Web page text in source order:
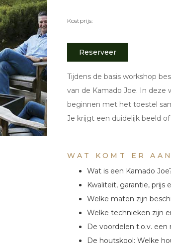
Kostprijs:
Reserveer
Tijdens de basis workshop
van de Kamado Joe. In deze
beginnen met het toestel
Je krijgt een duidelijk beeld
WAT KOMT ER
Wat is een Kamado
Kwaliteit, garantie, prijs
Welke maten zijn
Welke technieken zijn
De voordelen t.o.v. een
De houtskool: Welke